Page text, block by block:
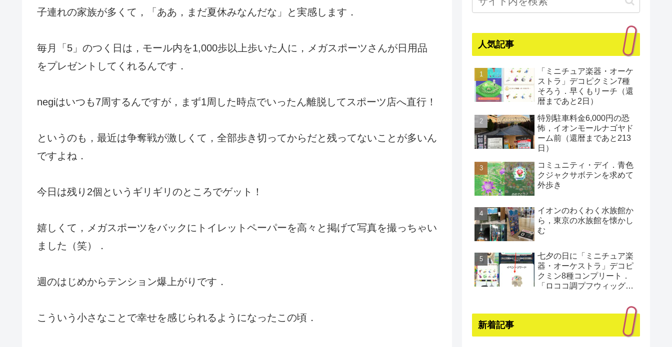
子連れの家族が多くて，「ああ，まだ夏休みなんだな」と実感します．
毎月「5」のつく日は，モール内を1,000歩以上歩いた人に，メガスポーツさんが日用品
をプレゼントしてくれるんです．
negiはいつも7周するんですが，まず1周した時点でいったん離脱してスポーツ店へ直行！
というのも，最近は争奪戦が激しくて，全部歩き切ってからだと残ってないことが多いん
ですよね．
今日は残り2個というギリギリのところでゲット！
嬉しくて，メガスポーツをバックにトイレットペーパーを高々と掲げて写真を撮っちゃい
ました（笑）．
週のはじめからテンション爆上がりです．
こういう小さなことで幸せを感じられるようになったこの頃．
人気記事
「ミニチュア楽器・オーケ
ストラ」デコピクミン7種
そろう．早くもリーチ（還
暦まであと2日）
特別駐車料金6,000円の恐
怖，イオンモールナゴヤド
ーム前（還暦まであと213
日）
コミュニティ・デイ．青色
クジャクサボテンを求めて
外歩き
イオンのわくわく水族館か
ら，東京の水族館を懐かし
む
七夕の日に「ミニチュア楽
器・オーケストラ」デコピ
クミン8種コンプリート．
「ロココ調プフウィッグ・
新着記事